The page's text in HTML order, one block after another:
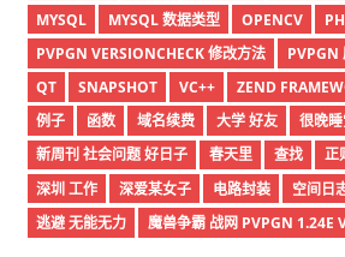
MYSQL
MYSQL 数据类型 OPENCV
PVPGN VERSIONCHECK 修改方法
PVPGN
QT
SNAPSHOT VC++ ZEND
例子
函数 域名续费 大学 好友 很晚
新周刊 社会问题 好日子
春天里 查找 正
深圳 工作
深爱某女子 电路封装 空间日
逃避 无能无力
魔兽争霸 战网 PVPGN 1.24E